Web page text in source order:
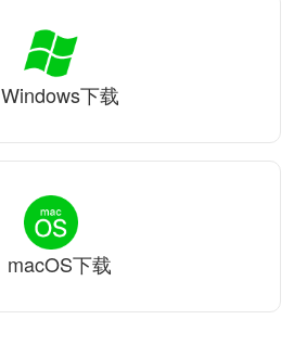
Windows下载
macOS下载